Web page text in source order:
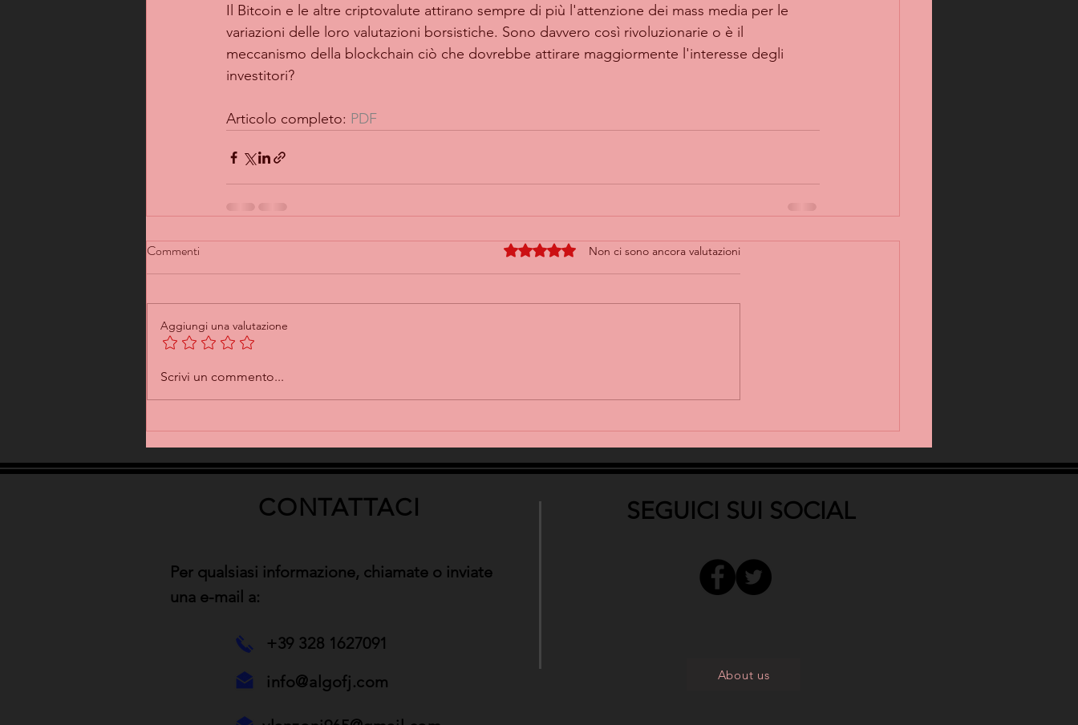
Il Bitcoin e le altre criptovalute attirano sempre di più l'attenzione dei mass media per le
variazioni delle loro valutazioni borsistiche. Sono davvero così rivoluzionarie o è il
meccanismo della blockchain ciò che dovrebbe attirare maggiormente l'interesse degli
investitori?
Articolo completo: PDF
Commenti Valutazione 0 stelle su 5.Non ci sono ancora valutazioni
Aggiungi una valutazione
Scrivi un commento...
CONTATTACI
Per qualsiasi informazione, chiamate o inviate
una e-mail a:
+39 328 1627091
info@algofj.com
SEGUICI SUI SOCIAL
About us